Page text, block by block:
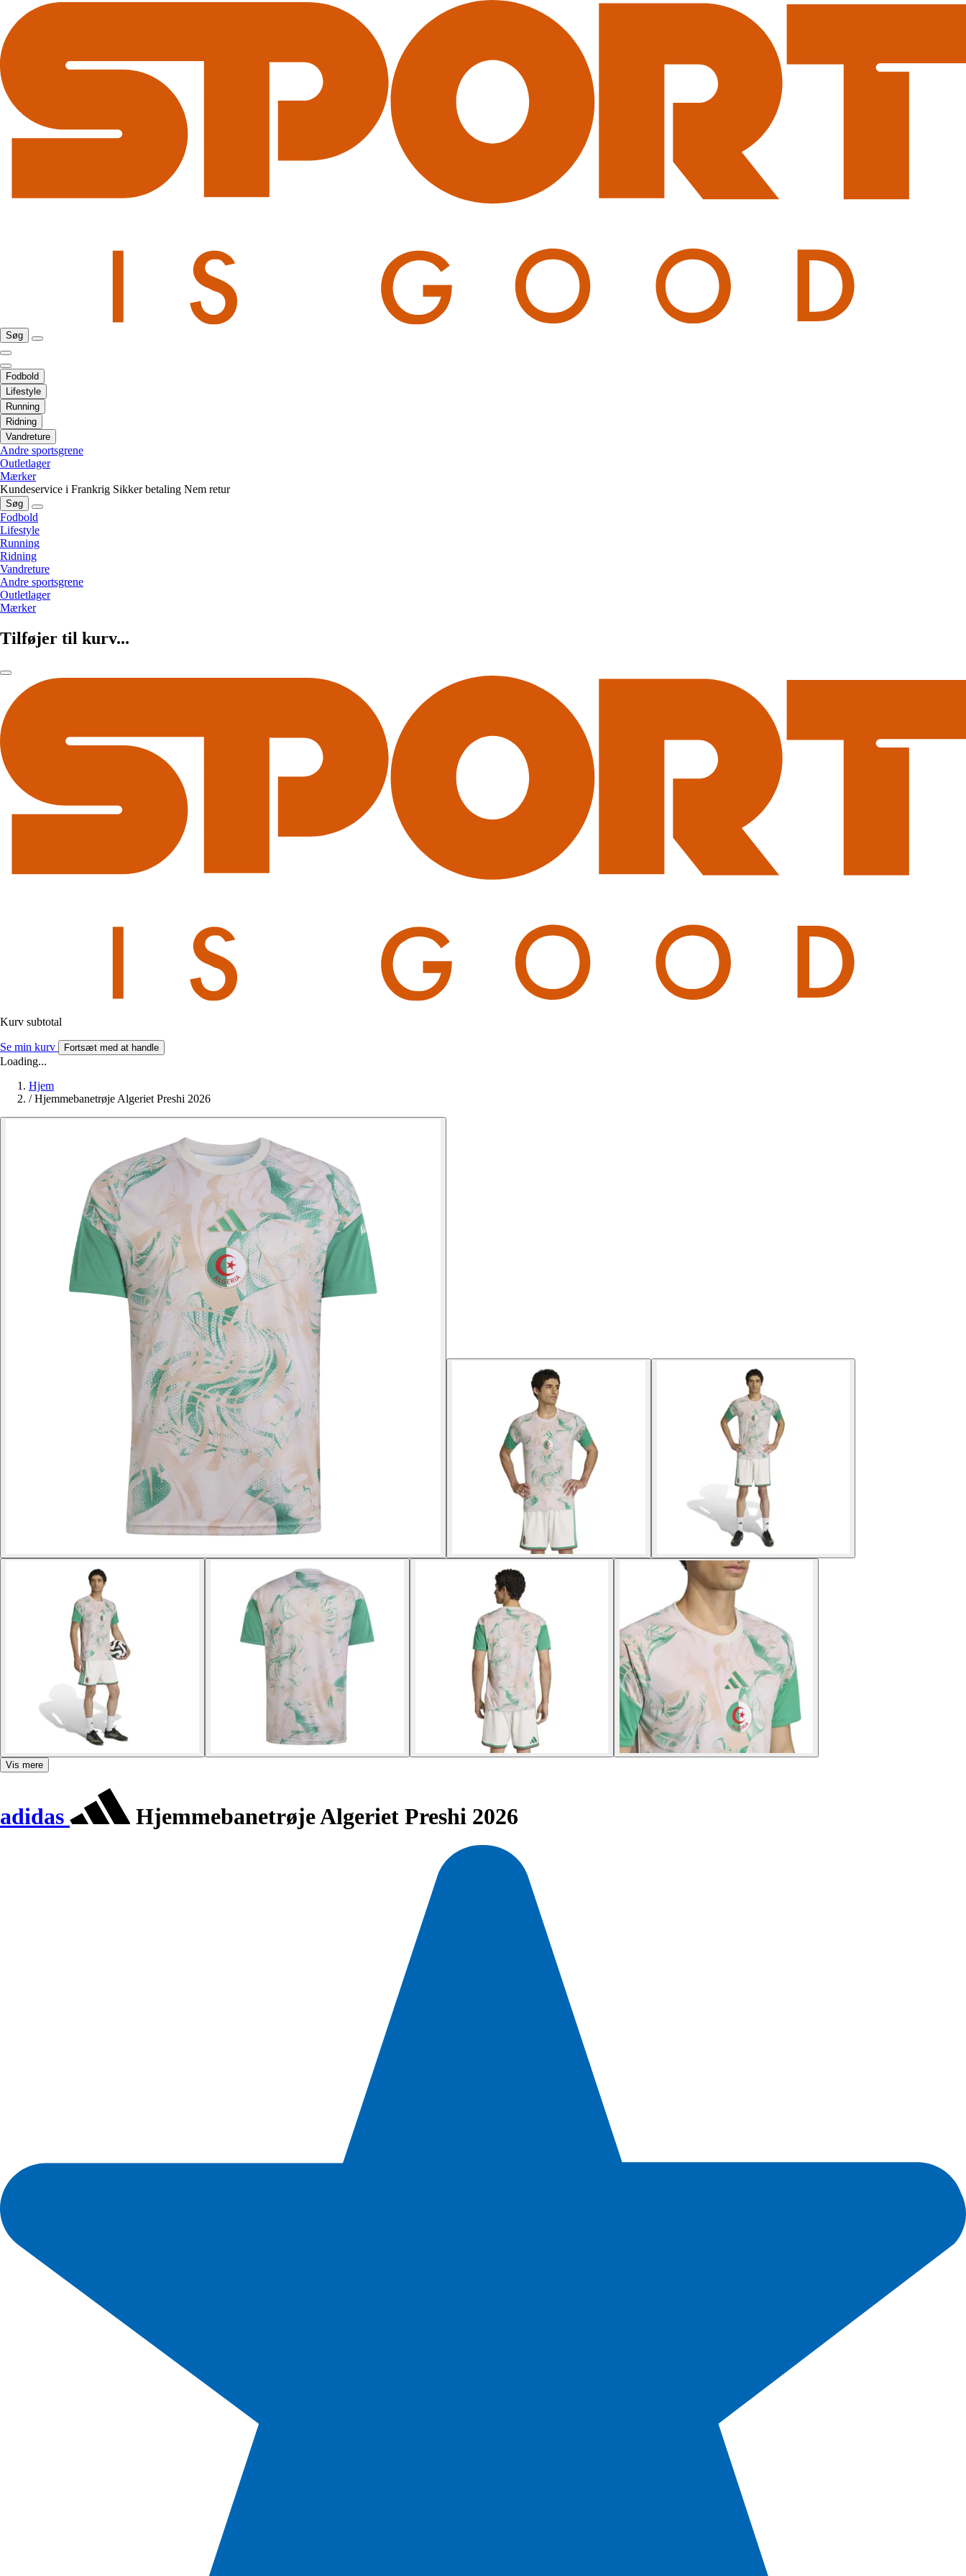
Søg
Fodbold
Lifestyle
Running
Ridning
Vandreture
Andre sportsgrene
Outletlager
Mærker
Kundeservice i Frankrig Sikker betaling Nem retur
Søg
Fodbold
Lifestyle
Running
Ridning
Vandreture
Andre sportsgrene
Outletlager
Mærker
Tilføjer til kurv...
Kurv subtotal
Se min kurv Fortsæt med at handle
Loading...
Hjem
/ Hjemmebanetrøje Algeriet Preshi 2026
Vis mere
adidas Hjemmebanetrøje Algeriet Preshi 2026